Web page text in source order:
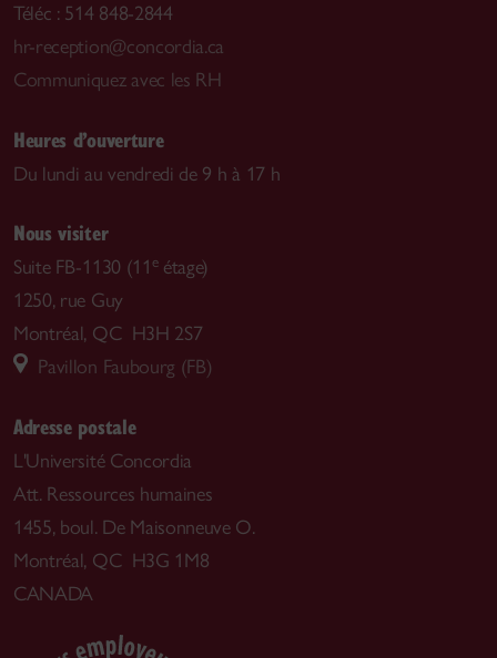
Téléc : 514 848-2844
hr-reception@concordia.ca
Communiquez avec les RH
Heures d’ouverture
Du lundi au vendredi de 9 h à 17 h
Nous visiter
Suite FB-1130 (11 eétage)
1250, rue Guy
Montréal, QC H3H 2S7
Pavillon Faubourg (FB)
Adresse postale
L'Université Concordia
Att. Ressources humaines
1455, boul. De Maisonneuve O.
Montréal, QC H3G 1M8
CANADA